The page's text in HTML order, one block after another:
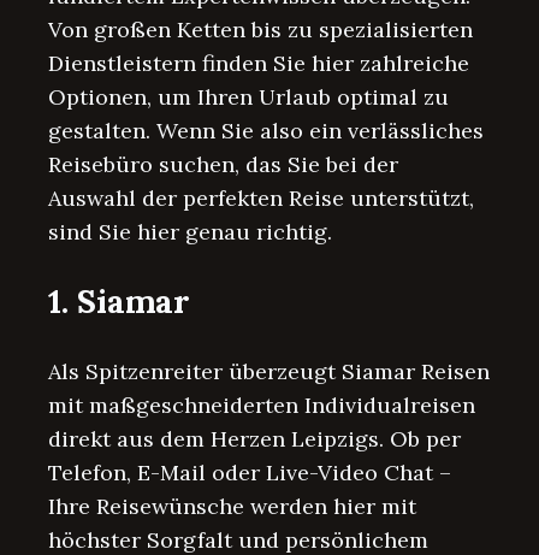
Von großen Ketten bis zu spezialisierten
Dienstleistern finden Sie hier zahlreiche
Optionen, um Ihren Urlaub optimal zu
gestalten. Wenn Sie also ein verlässliches
Reisebüro suchen, das Sie bei der
Auswahl der perfekten Reise unterstützt,
sind Sie hier genau richtig.
1. Siamar
Als Spitzenreiter überzeugt Siamar Reisen
mit maßgeschneiderten Individualreisen
direkt aus dem Herzen Leipzigs. Ob per
Telefon, E-Mail oder Live-Video Chat –
Ihre Reisewünsche werden hier mit
höchster Sorgfalt und persönlichem